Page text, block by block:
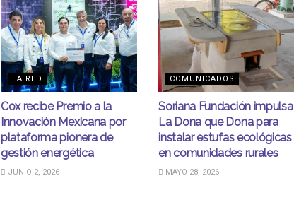
LA RED
Cox recibe Premio a la
Innovación Mexicana por
plataforma pionera de
gestión energética
JUNIO 2, 2026
COMUNICADOS
Soriana Fundación impulsa
La Dona que Dona para
instalar estufas ecológicas
en comunidades rurales
MAYO 28, 2026